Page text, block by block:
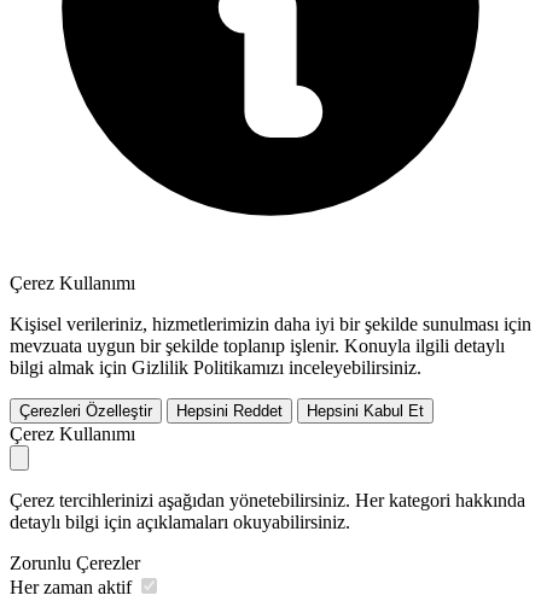
Çerez Kullanımı
Kişisel verileriniz, hizmetlerimizin daha iyi bir şekilde sunulması için
mevzuata uygun bir şekilde toplanıp işlenir. Konuyla ilgili detaylı
bilgi almak için Gizlilik Politikamızı inceleyebilirsiniz.
Çerezleri Özelleştir Hepsini Reddet Hepsini Kabul Et
Çerez Kullanımı
Çerez tercihlerinizi aşağıdan yönetebilirsiniz. Her kategori hakkında
detaylı bilgi için açıklamaları okuyabilirsiniz.
Zorunlu Çerezler
Her zaman aktif